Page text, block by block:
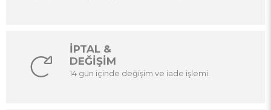
İPTAL &
DEĞİŞİM
14 gün içinde değişim ve iade işlemi.